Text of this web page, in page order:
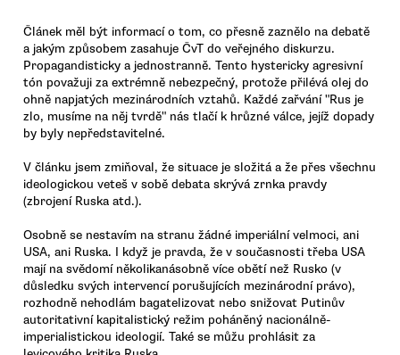
Článek měl být informací o tom, co přesně zaznělo na debatě
a jakým způsobem zasahuje ČvT do veřejného diskurzu.
Propagandisticky a jednostranně. Tento hystericky agresivní
tón považuji za extrémně nebezpečný, protože přilévá olej do
ohně napjatých mezinárodních vztahů. Každé zařvání "Rus je
zlo, musíme na něj tvrdě" nás tlačí k hrůzné válce, jejíž dopady
by byly nepředstavitelné.
V článku jsem zmiňoval, že situace je složitá a že přes všechnu
ideologickou veteš v sobě debata skrývá zrnka pravdy
(zbrojení Ruska atd.).
Osobně se nestavím na stranu žádné imperiální velmoci, ani
USA, ani Ruska. I když je pravda, že v současnosti třeba USA
mají na svědomí několikanásobně více obětí než Rusko (v
důsledku svých intervencí porušujících mezinárodní právo),
rozhodně nehodlám bagatelizovat nebo snižovat Putinův
autoritativní kapitalistický režim poháněný nacionálně-
imperialistickou ideologií. Také se můžu prohlásit za